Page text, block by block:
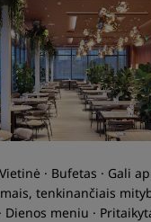
· Bufetas · Gali
tenkinančiais
Dienos meniu ·